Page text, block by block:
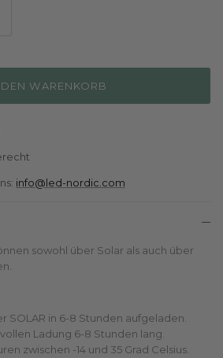
WARENKORB
info@led-nordic.com
sowohl über Solar als auch über
SOLAR in 6-8 Stunden aufgeladen.
Ladung 6-8 Stunden lang.
zwischen -14 und 35 Grad Celsius.